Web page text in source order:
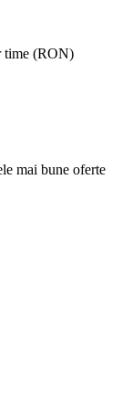
time (RON)
mai bune oferte